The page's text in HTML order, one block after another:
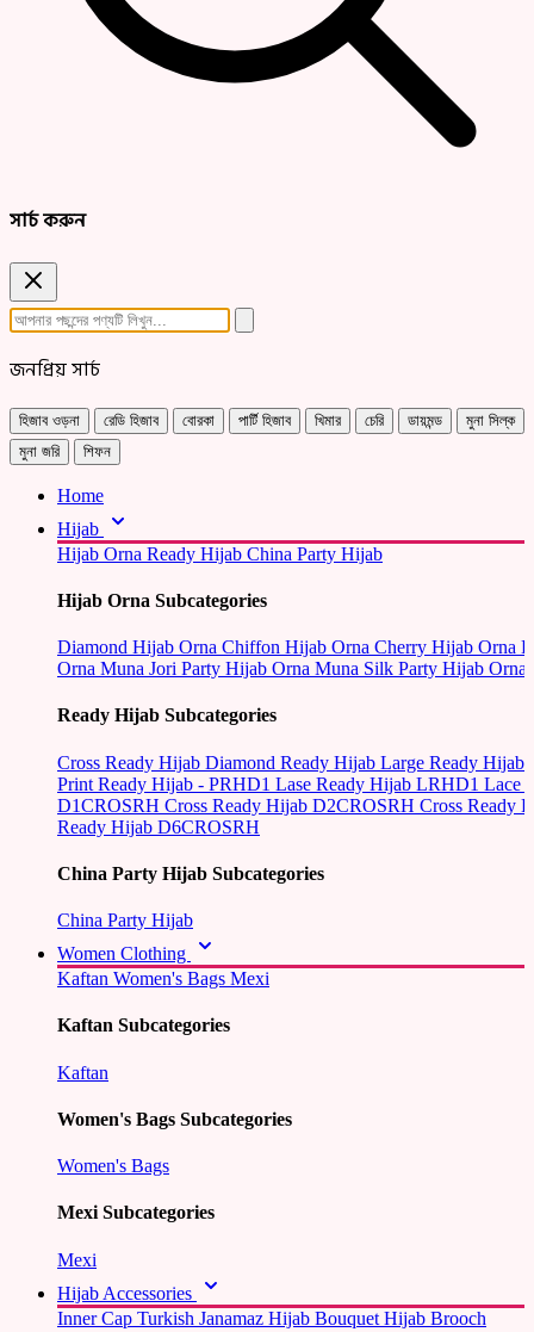
সার্চ করুন
জনপ্রিয় সার্চ
হিজাব ওড়না রেডি হিজাব বোরকা পার্টি হিজাব খিমার চেরি ডায়মন্ড
মুনা সিল্ক
মুনা জরি
শিফন
Home
Hijab
Hijab Orna Ready Hijab China Party Hijab
Hijab Orna Subcategories
Diamond Hijab Orna Chiffon Hijab Orna Cherry Hijab Orna
Orna Muna Jori Party Hijab Orna Muna Silk Party Hijab Orna
Ready Hijab Subcategories
Cross Ready Hijab Diamond Ready Hijab Large Ready Hijab
Print Ready Hijab - PRHD1 Lase Ready Hijab LRHD1 Lace
D1CROSRH Cross Ready Hijab D2CROSRH Cross Ready
Ready Hijab D6CROSRH
China Party Hijab Subcategories
China Party Hijab
Women Clothing
Kaftan Women's Bags Mexi
Kaftan Subcategories
Kaftan
Women's Bags Subcategories
Women's Bags
Mexi Subcategories
Mexi
Hijab Accessories
Inner Cap Turkish Janamaz Hijab Bouquet Hijab Brooch